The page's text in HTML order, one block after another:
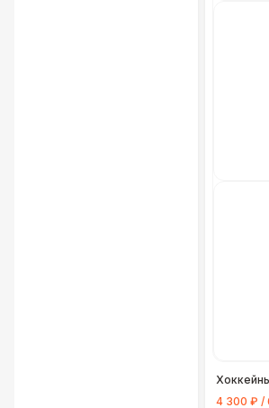
4 300 ₽ /